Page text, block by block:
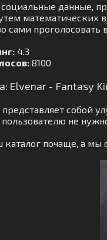
данные,
математических
сами проголосовать
4.3
8100
Elvenar - Fantasy
собой
не
каталог почаще, а